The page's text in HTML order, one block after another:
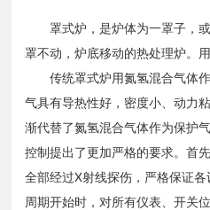
罩式炉，是炉体为一罩子，或
罩不动，炉底移动的热处理炉。
传统罩式炉用氮氢混合气体作
气具有导热性好，密度小、动力
渐代替了氮氢混合气体作为保护
控制提出了更加严格的要求。首
全部经过X射线探伤，严格保证
周期开始时，对所有仪表、开关